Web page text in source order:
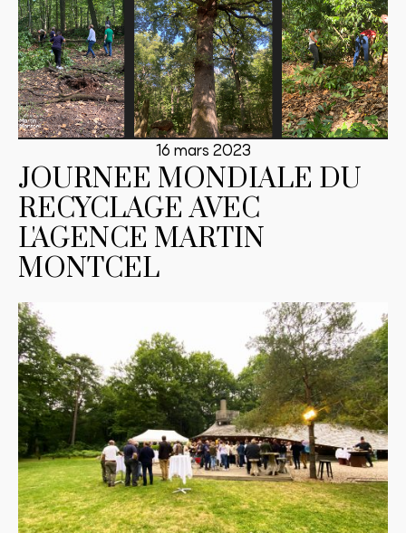
16 mars 2023
JOURNEE MONDIALE DU
RECYCLAGE AVEC
L'AGENCE MARTIN
MONTCEL